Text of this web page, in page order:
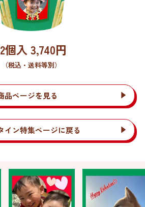
個入 3,740円
（税込・送料等別）
品ページを見る
イン特集ページに戻る